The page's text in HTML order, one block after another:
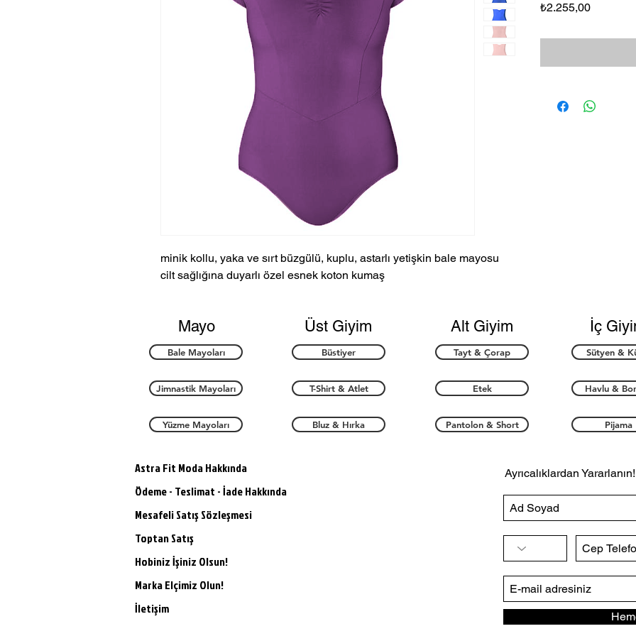
minik kollu, yaka ve sırt büzgülü, kuplu, astarlı yetişkin bale mayosu
cilt sağlığına duyarlı özel esnek koton kumaş
₺2.255,00Fiyat
Mayo
Bale Mayoları
Jimnastik Mayoları
Yüzme Mayoları
Üst Giyim
Büstiyer
T-Shirt & Atlet
Bluz & Hırka
Alt Giyim
Tayt & Çorap
Etek
Pantolon & Short
İç
Sütyen &
Havlu &
Pijama
Astra Fit Moda Hakkında
Ödeme - Teslimat - İade Hakkında
Mesafeli Satış Sözleşmesi
Toptan Satış
Hobiniz İşiniz Olsun!
Marka Elçimiz Olun!
İletişim
Ayrıcalıklardan Yararlanın!